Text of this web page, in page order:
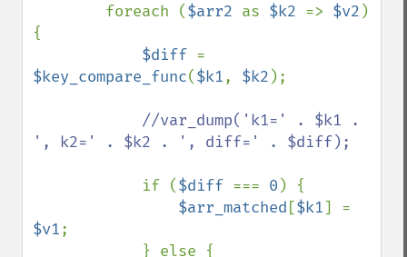
        foreach (
$arr2 as $k2 => $v2 )
{
$diff
$key_compare_func($k1, $k2 );
//var_dump('k1=' . $k1 .
', k2=' . $k2 . ', diff=' . $diff);
if ($diff === 0 ) {
$arr_matched [$k1
$v1;